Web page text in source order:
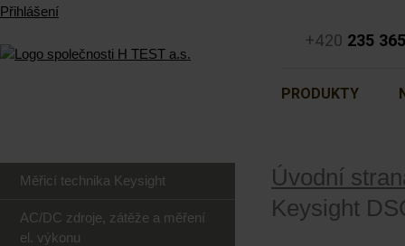
+420 235
PRODUKTY
Přihlášení
Úvodní
Keysight
Měřicí technika Keysight
AC/DC zdroje, zátěže a měření
el. výkonu